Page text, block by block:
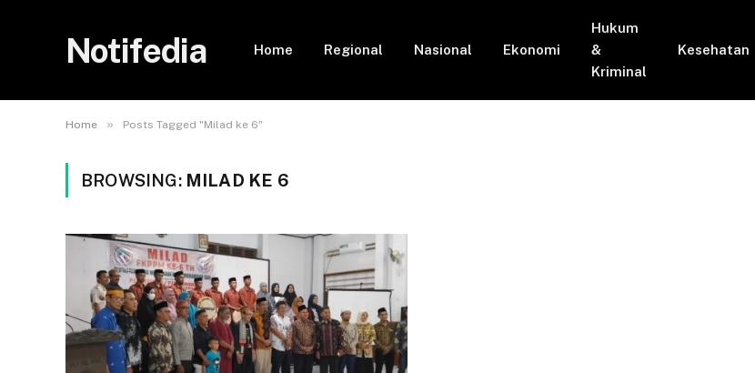
Notifedia Home Regional Nasional Ekonomi
Hukum
&
Kriminal
Kesehatan
Home » Posts Tagged "Milad ke 6"
BROWSING: MILAD KE 6